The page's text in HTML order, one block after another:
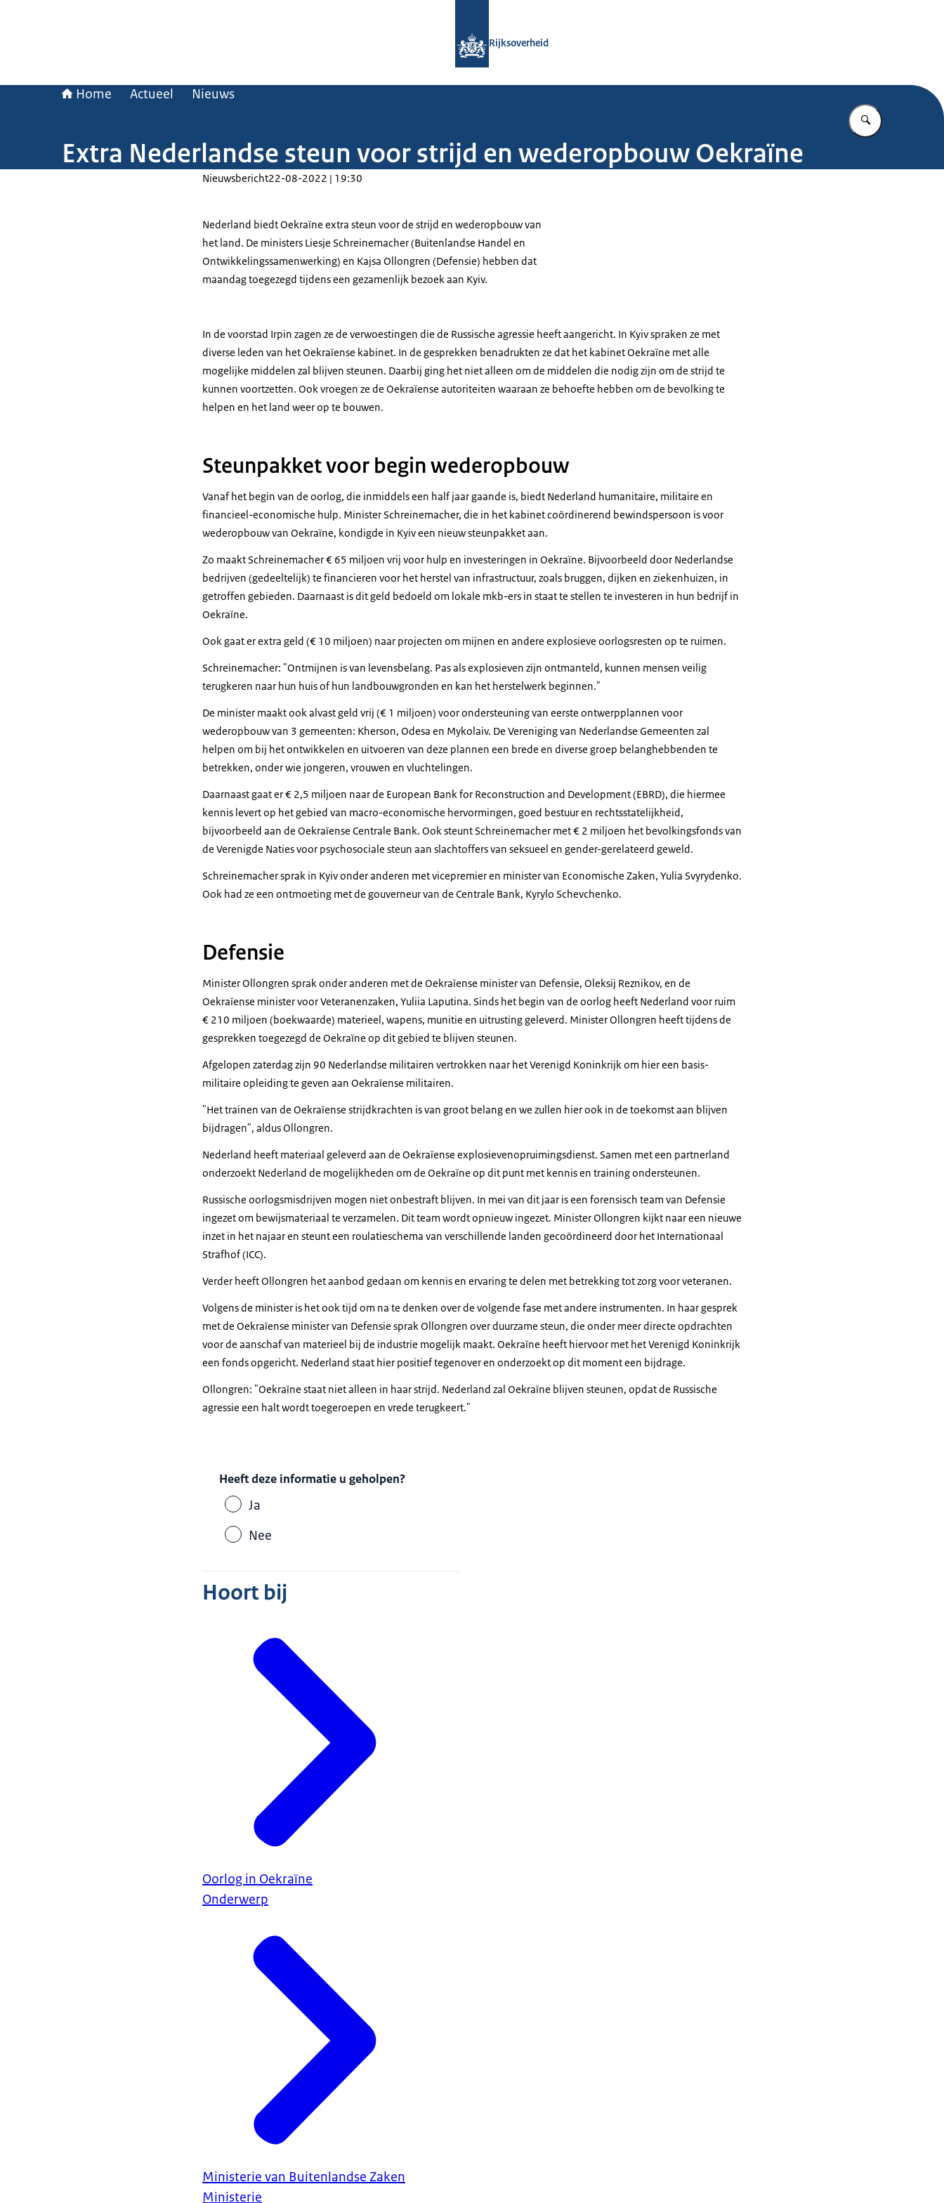
Rijksoverheid
Home Actueel Nieuws
Vul in wat u
Extra Nederlandse steun voor strijd en wederopbouw Oekraïne
Nieuwsbericht22-08-2022 | 19:30
Nederland biedt Oekraïne extra steun voor de strijd en wederopbouw van
het land. De ministers Liesje Schreinemacher (Buitenlandse Handel en
Ontwikkelingssamenwerking) en Kajsa Ollongren (Defensie) hebben dat
maandag toegezegd tijdens een gezamenlijk bezoek aan Kyiv.
In de voorstad Irpin zagen ze de verwoestingen die de Russische agressie heeft aangericht. In Kyiv spraken ze met
diverse leden van het Oekraïense kabinet. In de gesprekken benadrukten ze dat het kabinet Oekraïne met alle
mogelijke middelen zal blijven steunen. Daarbij ging het niet alleen om de middelen die nodig zijn om de strijd te
kunnen voortzetten. Ook vroegen ze de Oekraïense autoriteiten waaraan ze behoefte hebben om de bevolking te
helpen en het land weer op te bouwen.
Steunpakket voor begin wederopbouw
Vanaf het begin van de oorlog, die inmiddels een half jaar gaande is, biedt Nederland humanitaire, militaire en
financieel-economische hulp. Minister Schreinemacher, die in het kabinet coördinerend bewindspersoon is voor
wederopbouw van Oekraïne, kondigde in Kyiv een nieuw steunpakket aan.
Zo maakt Schreinemacher € 65 miljoen vrij voor hulp en investeringen in Oekraïne. Bijvoorbeeld door Nederlandse
bedrijven (gedeeltelijk) te financieren voor het herstel van infrastructuur, zoals bruggen, dijken en ziekenhuizen, in
getroffen gebieden. Daarnaast is dit geld bedoeld om lokale mkb-ers in staat te stellen te investeren in hun bedrijf in
Oekraïne.
Ook gaat er extra geld (€ 10 miljoen) naar projecten om mijnen en andere explosieve oorlogsresten op te ruimen.
Schreinemacher: "Ontmijnen is van levensbelang. Pas als explosieven zijn ontmanteld, kunnen mensen veilig
terugkeren naar hun huis of hun landbouwgronden en kan het herstelwerk beginnen."
De minister maakt ook alvast geld vrij (€ 1 miljoen) voor ondersteuning van eerste ontwerpplannen voor
wederopbouw van 3 gemeenten: Kherson, Odesa en Mykolaiv. De Vereniging van Nederlandse Gemeenten zal
helpen om bij het ontwikkelen en uitvoeren van deze plannen een brede en diverse groep belanghebbenden te
betrekken, onder wie jongeren, vrouwen en vluchtelingen.
Daarnaast gaat er € 2,5 miljoen naar de European Bank for Reconstruction and Development (EBRD), die hiermee
kennis levert op het gebied van macro-economische hervormingen, goed bestuur en rechtsstatelijkheid,
bijvoorbeeld aan de Oekraïense Centrale Bank. Ook steunt Schreinemacher met € 2 miljoen het bevolkingsfonds van
de Verenigde Naties voor psychosociale steun aan slachtoffers van seksueel en gender-gerelateerd geweld.
Schreinemacher sprak in Kyiv onder anderen met vicepremier en minister van Economische Zaken, Yulia Svyrydenko.
Ook had ze een ontmoeting met de gouverneur van de Centrale Bank, Kyrylo Schevchenko.
Defensie
Minister Ollongren sprak onder anderen met de Oekraïense minister van Defensie, Oleksij Reznikov, en de
Oekraïense minister voor Veteranenzaken, Yuliia Laputina. Sinds het begin van de oorlog heeft Nederland voor ruim
€ 210 miljoen (boekwaarde) materieel, wapens, munitie en uitrusting geleverd. Minister Ollongren heeft tijdens de
gesprekken toegezegd de Oekraïne op dit gebied te blijven steunen.
Afgelopen zaterdag zijn 90 Nederlandse militairen vertrokken naar het Verenigd Koninkrijk om hier een basis-
militaire opleiding te geven aan Oekraïense militairen.
"Het trainen van de Oekraïense strijdkrachten is van groot belang en we zullen hier ook in de toekomst aan blijven
bijdragen", aldus Ollongren.
Nederland heeft materiaal geleverd aan de Oekraïense explosievenopruimingsdienst. Samen met een partnerland
onderzoekt Nederland de mogelijkheden om de Oekraïne op dit punt met kennis en training ondersteunen.
Russische oorlogsmisdrijven mogen niet onbestraft blijven. In mei van dit jaar is een forensisch team van Defensie
ingezet om bewijsmateriaal te verzamelen. Dit team wordt opnieuw ingezet. Minister Ollongren kijkt naar een nieuwe
inzet in het najaar en steunt een roulatieschema van verschillende landen gecoördineerd door het Internationaal
Strafhof (ICC).
Verder heeft Ollongren het aanbod gedaan om kennis en ervaring te delen met betrekking tot zorg voor veteranen.
Volgens de minister is het ook tijd om na te denken over de volgende fase met andere instrumenten. In haar gesprek
met de Oekraïense minister van Defensie sprak Ollongren over duurzame steun, die onder meer directe opdrachten
voor de aanschaf van materieel bij de industrie mogelijk maakt. Oekraïne heeft hiervoor met het Verenigd Koninkrijk
een fonds opgericht. Nederland staat hier positief tegenover en onderzoekt op dit moment een bijdrage.
Ollongren: "Oekraïne staat niet alleen in haar strijd. Nederland zal Oekraïne blijven steunen, opdat de Russische
agressie een halt wordt toegeroepen en vrede terugkeert."
Heeft deze informatie u geholpen?
Ja
Nee
Hoort bij
Oorlog in Oekraïne
Onderwerp
Ministerie van Buitenlandse Zaken
Ministerie